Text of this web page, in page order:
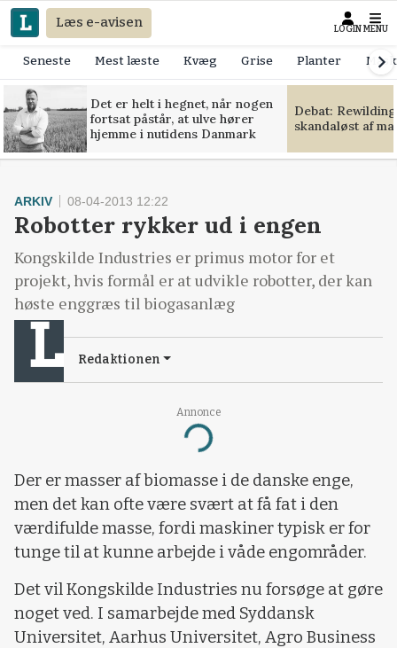
Læs e-avisen LOGIN MENU
Seneste Mest læste Kvæg Grise Planter
Det er helt i hegnet, når nogen
fortsat påstår, at ulve hører
hjemme i nutidens Danmark
Debat:
skandaløst af
Annonce
Loading...
ARKIV 08-04-2013 12:22
Robotter rykker ud i engen
Kongskilde Industries er primus motor for et
projekt, hvis formål er at udvikle robotter, der kan
høste enggræs til biogasanlæg
Redaktionen
Der er masser af biomasse i de danske enge,
men det kan ofte være svært at få fat i den
værdifulde masse, fordi maskiner typisk er for
tunge til at kunne arbejde i våde engområder.
Det vil Kongskilde Industries nu forsøge at gøre
noget ved. I samarbejde med Syddansk
Universitet, Aarhus Universitet, Agro Business